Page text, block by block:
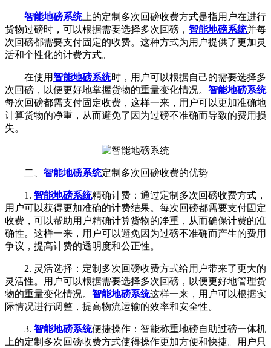
智能地磅系统上的定制多次回磅收费方式是指用户在进行
货物过磅时，可以根据需要选择多次回磅， 智能地磅系统并每
次回磅都需要支付固定的收费。这种方式为用户提供了更加灵
活和个性化的计费方式。
在使用智能地磅系统时，用户可以根据自己的需要选择多
次回磅，以便更好地掌握货物的重量变化情况。 智能地磅系统
每次回磅都需支付固定收费，这样一来，用户可以更加准确地
计算货物的净重，从而避免了因为过磅不准确而导致的费用损
失。
二、 智能地磅系统定制多次回磅收费的优势
1. 智能地磅系统精确计费：通过定制多次回磅收费方式，
用户可以获得更加准确的计费结果。每次回磅都需要支付固定
收费，可以帮助用户精确计算货物的净重，从而确保计费的准
确性。这样一来，用户可以避免因为过磅不准确而产生的费用
争议，提高计费的透明度和公正性。
2. 灵活选择：定制多次回磅收费方式给用户带来了更大的
灵活性。用户可以根据需要选择多次回磅，以便更好地管理货
物的重量变化情况。 智能地磅系统这样一来，用户可以根据实
际情况进行调整，提高物流运输的效率和安全性。
3. 智能地磅系统便捷操作：智能称重地磅自助过磅一体机
上的定制多次回磅收费方式使得操作更加方便和快捷。用户只